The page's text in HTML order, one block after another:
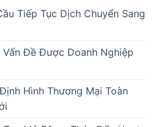
Tiếp Tục Dịch Chuyển Sang
Vấn Đề Được Doanh Nghiệp
Hình Thương Mại Toàn